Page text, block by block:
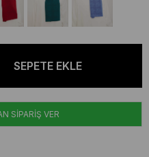
SİPARİŞ VER